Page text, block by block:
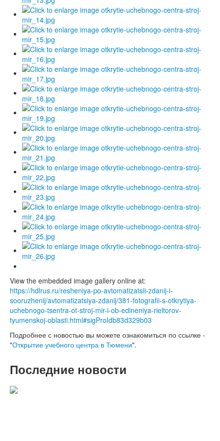
View the embedded image gallery online at:
https://hdlrus.ru/resheniya-po-avtomatizatsii-zdanij-i-
sooruzhenij/avtomatizatsiya-zdanij/381-fotografii-s-otkrytiya-
uchebnogo-tsentra-ot-stroj-mir-i-ob-edineniya-rieltorov-
tyumenskoj-oblasti.html#sigProIdb83d329b03
Подробнее с новостью вы можете ознакомиться по ссылке -
"Открытие учебного центра в Тюмени".
Последние новости